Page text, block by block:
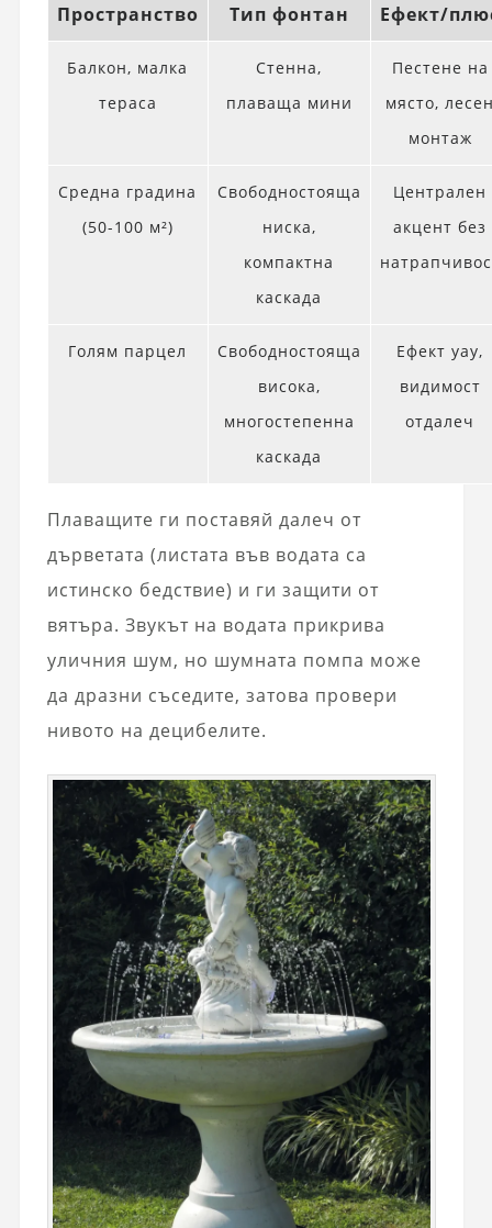
Пространство Тип фонтан Ефект/
Балкон, малка
тераса
Стенна,
плаваща мини
Пестене на
място,
монтаж
Средна градина
(50-100 м²)
Свободностояща
ниска,
компактна
каскада
Централен
акцент без
Голям парцел
Свободностояща
висока,
многостепенна
каскада
Ефект уау,
видимост
отдалеч
Плаващите ги поставяй далеч от
дърветата (листата във водата са
истинско бедствие) и ги защити от
вятъра. Звукът на водата прикрива
уличния шум, но шумната помпа може
да дразни съседите, затова провери
нивото на децибелите.